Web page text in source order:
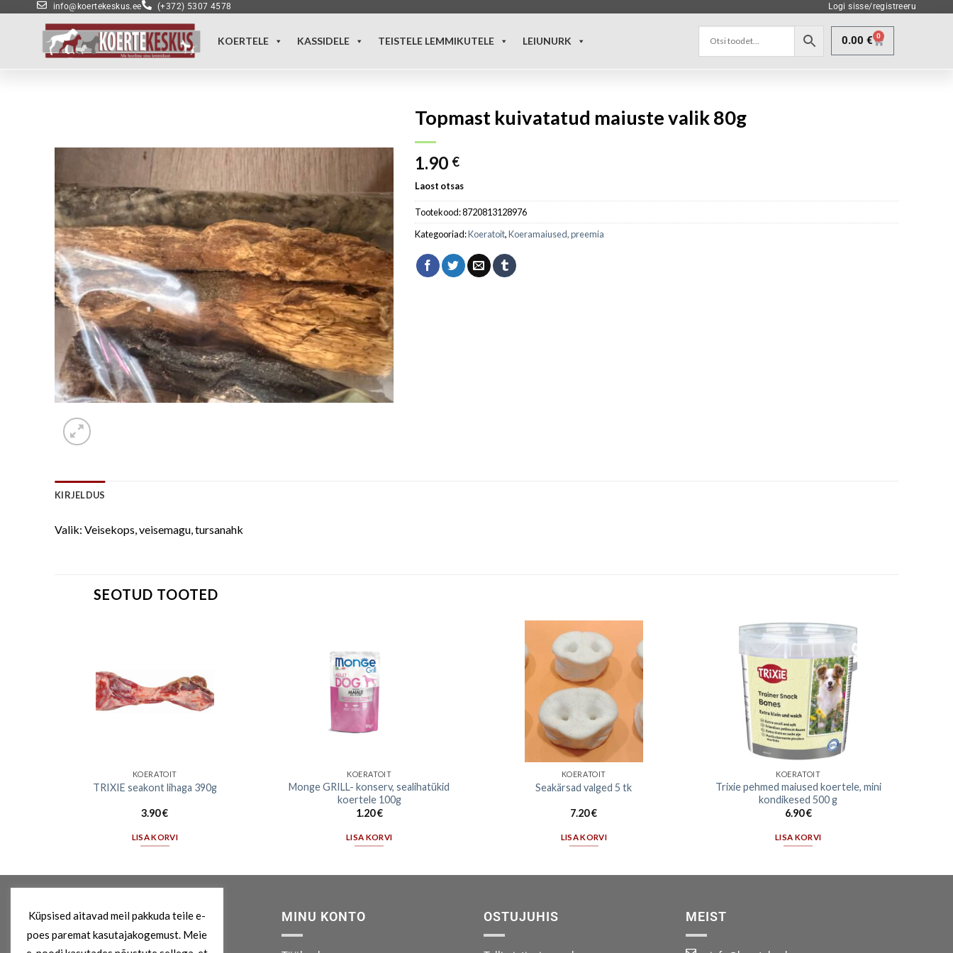
info@koertekeskus.ee (+372) 5307 4578 Logi sisse/registreeru
KOERTELE KASSIDELE TEISTELE LEMMIKUTELE LEIUNURK 0.00 € 0
Topmast kuivatatud maiuste valik 80g
1.90 €
Laost otsas
Tootekood:8720813128976
Kategooriad:Koeratoit,Koeramaiused, preemia
KIRJELDUS
Valik: Veisekops, veisemagu, tursanahk
SEOTUD TOOTED
KOERATOIT
TRIXIE seakont lihaga 390g
3.90€
LISA KORVI
KOERATOIT
Monge GRILL- konserv, sealihatükid
koertele 100g
1.20€
LISA KORVI
KOERATOIT
Seakärsad valged 5 tk
7.20€
LISA KORVI
KOERATOIT
Trixie pehmed maiused koertele, mini
kondikesed 500 g
6.90€
LISA KORVI
MEIST MINU KONTO OSTUJUHIS MEIST
Küpsised aitavad meil pakkuda teile e-
poes paremat kasutajakogemust. Meie